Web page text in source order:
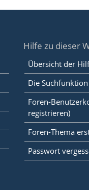
Hilfe zu dieser
Übersicht der
Die
Foren-
registrieren)
Foren-Thema
Passwort